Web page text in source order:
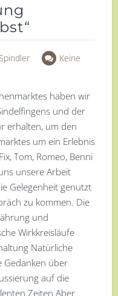
Keine
haben wir
und der
erhalten, um den
um ein Erlebnis
Tom, Romeo, Benni
unsere Arbeit
Gelegenheit genutzt
zu kommen. Die
und
Wirkkreisläufe
Natürliche
Gedanken über
auf die
Zeiten Aber